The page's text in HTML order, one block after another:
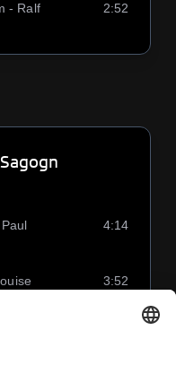
- Ralf
2:52
4:14
3:52